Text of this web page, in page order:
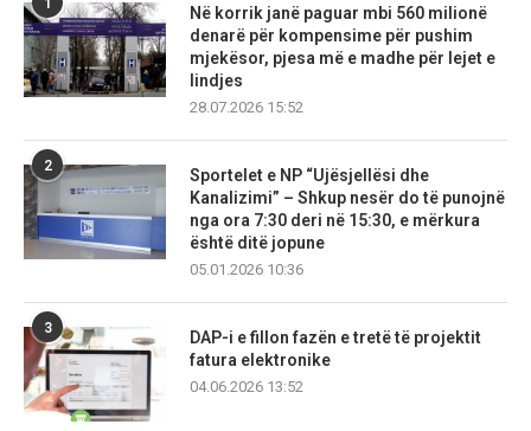
1
Në korrik janë paguar mbi 560 milionë
denarë për kompensime për pushim
mjekësor, pjesa më e madhe për lejet e
lindjes
28.07.2026 15:52
2
Sportelet e NP “Ujësjellësi dhe
Kanalizimi” – Shkup nesër do të punojnë
nga ora 7:30 deri në 15:30, e mërkura
është ditë jopune
05.01.2026 10:36
3
DAP-i e fillon fazën e tretë të projektit
fatura elektronike
04.06.2026 13:52